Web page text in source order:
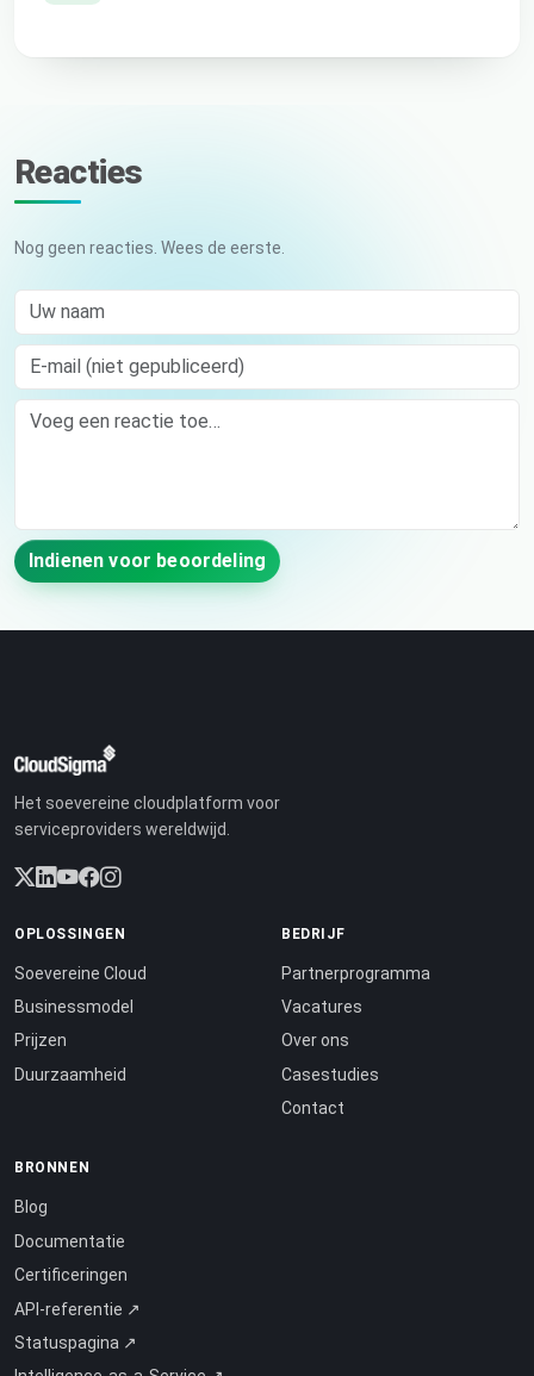
Reacties
Nog geen reacties. Wees de eerste.
Uw naam
E-mail (niet gepubliceerd)
Comment
Indienen voor beoordeling
Het soevereine cloudplatform voor
serviceproviders wereldwijd.
OPLOSSINGEN
Soevereine Cloud
Businessmodel
Prijzen
Duurzaamheid
BEDRIJF
Partnerprogramma
Vacatures
Over ons
Casestudies
Contact
BRONNEN
Blog
Documentatie
Certificeringen
API-referentie ↗
Statuspagina ↗